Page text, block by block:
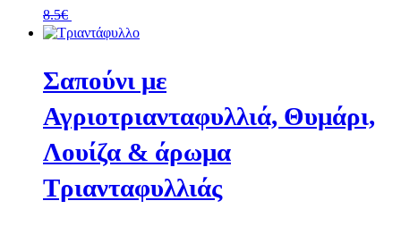
8.5€
Σαπούνι με
Αγριοτριανταφυλλιά, Θυμάρι,
Λουίζα & άρωμα
Τριανταφυλλιάς